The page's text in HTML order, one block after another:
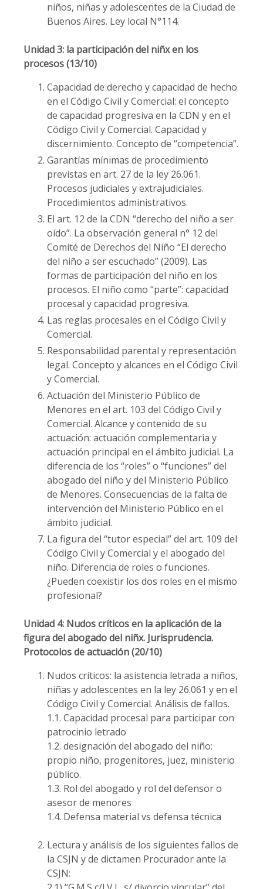
niños, niñas y adolescentes de la Ciudad de
Buenos Aires. Ley local N°114.
Unidad 3: la participación del niñx en los
procesos (13/10)
Capacidad de derecho y capacidad de hecho
en el Código Civil y Comercial: el concepto
de capacidad progresiva en la CDN y en el
Código Civil y Comercial. Capacidad y
discernimiento. Concepto de “competencia”.
Garantías mínimas de procedimiento
previstas en art. 27 de la ley 26.061.
Procesos judiciales y extrajudiciales.
Procedimientos administrativos.
El art. 12 de la CDN “derecho del niño a ser
oído”. La observación general n° 12 del
Comité de Derechos del Niño “El derecho
del niño a ser escuchado” (2009). Las
formas de participación del niño en los
procesos. El niño como “parte”: capacidad
procesal y capacidad progresiva.
Las reglas procesales en el Código Civil y
Comercial.
Responsabilidad parental y representación
legal. Concepto y alcances en el Código Civil
y Comercial.
Actuación del Ministerio Público de
Menores en el art. 103 del Código Civil y
Comercial. Alcance y contenido de su
actuación: actuación complementaria y
actuación principal en el ámbito judicial. La
diferencia de los “roles” o “funciones” del
abogado del niño y del Ministerio Público
de Menores. Consecuencias de la falta de
intervención del Ministerio Público en el
ámbito judicial.
La figura del “tutor especial” del art. 109 del
Código Civil y Comercial y el abogado del
niño. Diferencia de roles o funciones.
¿Pueden coexistir los dos roles en el mismo
profesional?
Unidad 4: Nudos críticos en la aplicación de la
figura del abogado del niñx. Jurisprudencia.
Protocolos de actuación (20/10)
Nudos críticos: la asistencia letrada a niños,
niñas y adolescentes en la ley 26.061 y en el
Código Civil y Comercial. Análisis de fallos.
1.1. Capacidad procesal para participar con
patrocinio letrado
1.2. designación del abogado del niño:
propio niño, progenitores, juez, ministerio
público.
1.3. Rol del abogado y rol del defensor o
asesor de menores
1.4. Defensa material vs defensa técnica
Lectura y análisis de los siguientes fallos de
la CSJN y de dictamen Procurador ante la
CSJN: